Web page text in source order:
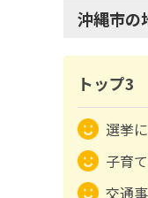
沖縄市の
トップ3
選挙
子育
交通